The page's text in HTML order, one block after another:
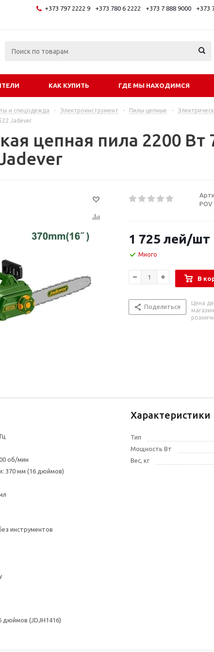
+373 797 2222 9 +373 780 6 2222 +373 7 888 9000 +373
КАК КУПИТЬ ГДЕ МЫ НАХОДИМСЯ
и спецодежда - Электроинструмент - Пилы цепные -
Jadever
цепная пила 2200
POV
1 725 лей/шт
Много
В
Поделиться
Цена
об/мин
370 мм (16 дюймов)
инструментов
дюймов (JDJH1416)
Характеристики
Тип
Мощность Вт
Вес, кг